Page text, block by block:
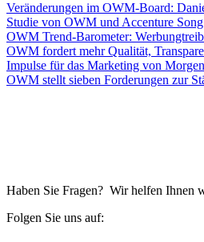
Veränderungen im OWM-Board:
Studie von OWM und Accenture
OWM Trend-Barometer:
OWM fordert mehr Qualität,
Impulse für das Marketing von Morgen
OWM stellt sieben Forderungen zur
Haben Sie Fragen? Wir helfen Ihnen
Folgen Sie uns auf: